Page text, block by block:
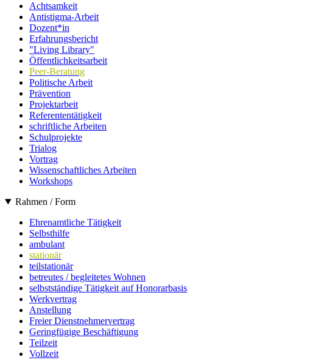
Achtsamkeit
Antistigma-Arbeit
Dozent*in
Erfahrungsbericht
"Living Library"
Öffentlichkeitsarbeit
Peer-Beratung
Politische Arbeit
Prävention
Projektarbeit
Referententätigkeit
schriftliche Arbeiten
Schulprojekte
Trialog
Vortrag
Wissenschaftliches Arbeiten
Workshops
Rahmen / Form
Ehrenamtliche Tätigkeit
Selbsthilfe
ambulant
stationär
teilstationär
betreutes / begleitetes Wohnen
selbstständige Tätigkeit auf Honorarbasis
Werkvertrag
Anstellung
Freier Dienstnehmervertrag
Geringfügige Beschäftigung
Teilzeit
Vollzeit